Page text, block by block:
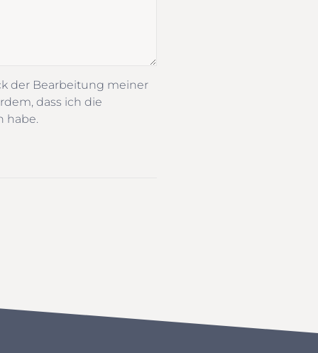
der Bearbeitung meiner
dass ich die
habe.